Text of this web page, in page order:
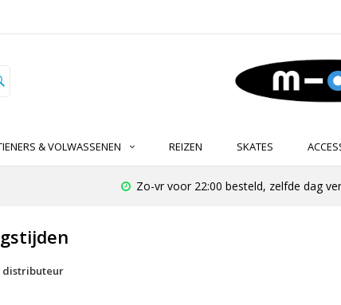
& VOLWASSENEN REIZEN SKATES
Zo-vr voor 22:00 besteld, zelfde dag
distributeur